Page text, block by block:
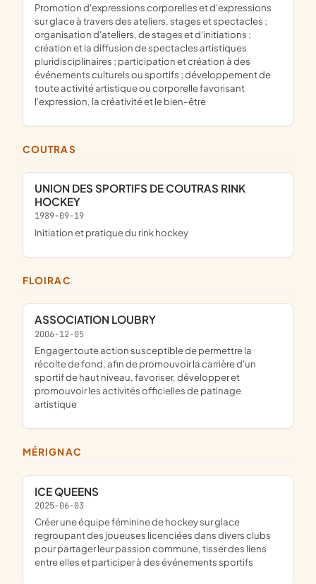
promotion d'expressions corporelles et d'expressions
sur glace à travers des ateliers, stages et spectacles ;
organisation d'ateliers, de stages et d'initiations ;
création et la diffusion de spectacles artistiques
pluridisciplinaires ; participation et création à des
événements culturels ou sportifs ; développement de
toute activité artistique ou corporelle favorisant
l'expression, la créativité et le bien-être
COUTRAS
UNION DES SPORTIFS DE COUTRAS RINK
HOCKEY
1989-09-19
initiation et pratique du rink hockey
FLOIRAC
ASSOCIATION LOUBRY
2006-12-05
engager toute action susceptible de permettre la
récolte de fond, afin de promouvoir la carrière d'un
sportif de haut niveau, favoriser, développer et
promouvoir les activités officielles de patinage
artistique
MÉRIGNAC
ICE QUEENS
2025-06-03
créer une équipe féminine de hockey sur glace
regroupant des joueuses licenciées dans divers clubs
pour partager leur passion commune, tisser des liens
entre elles et participer à des événements sportifs